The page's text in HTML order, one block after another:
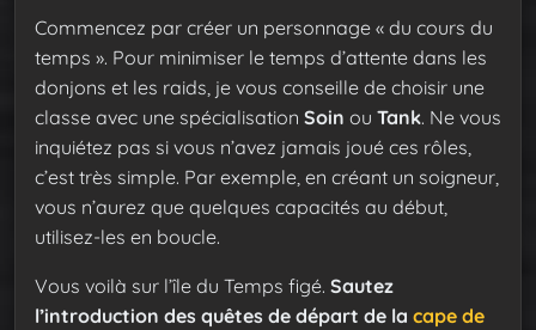
Commencez par créer un personnage « du cours du
temps ». Pour minimiser le temps d’attente dans les
donjons et les raids, je vous conseille de choisir une
classe avec une spécialisation Soin ou Tank. Ne vous
inquiétez pas si vous n’avez jamais joué ces rôles,
c’est très simple. Par exemple, en créant un soigneur,
vous n’aurez que quelques capacités au début,
utilisez-les en boucle.
Vous voilà sur l’île du Temps figé. Sautez
l’introduction des quêtes de départ de la cape de